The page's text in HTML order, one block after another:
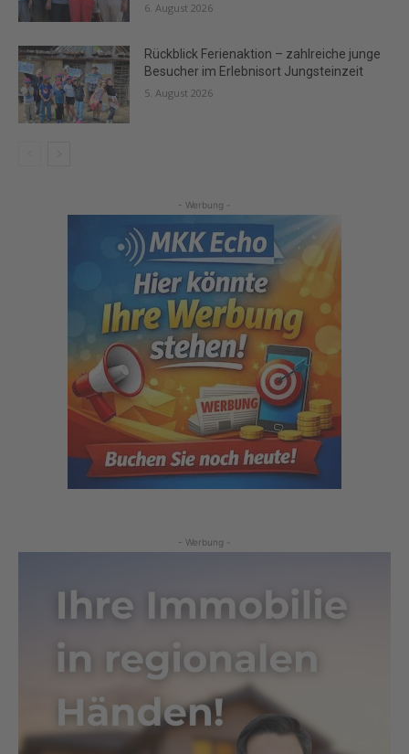
6. August 2026
Rückblick Ferienaktion – zahlreiche junge
Besucher im Erlebnisort Jungsteinzeit
5. August 2026
- Werbung -
- Werbung -